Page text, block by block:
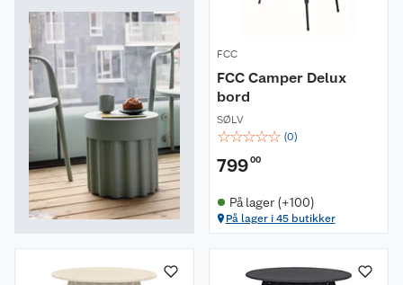
FCC
FCC Camper Delux
bord
SØLV
☆☆☆☆☆ (0)
79900
På lager (+100)
På lager i 45 butikker